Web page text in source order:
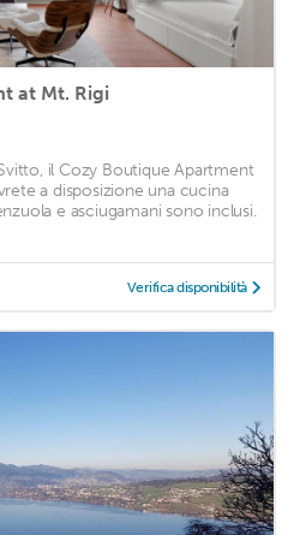
at Mt. Rigi
il Cozy Boutique Apartment
a disposizione una cucina
e asciugamani sono inclusi.
Verifica disponibilità